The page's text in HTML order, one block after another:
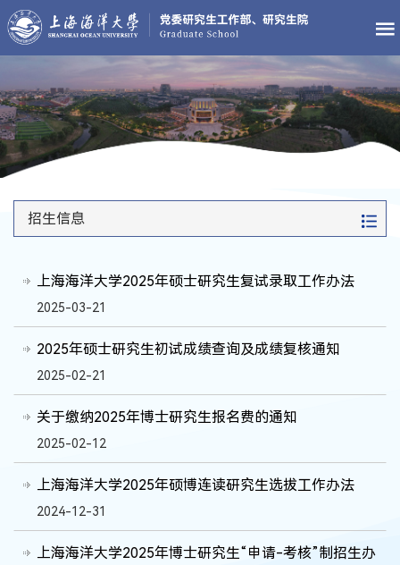
招生信息
上海海洋大学2025年硕士研究生复试录取工作办法
2025-03-21
2025年硕士研究生初试成绩查询及成绩复核通知
2025-02-21
关于缴纳2025年博士研究生报名费的通知
2025-02-12
上海海洋大学2025年硕博连读研究生选拔工作办法
2024-12-31
上海海洋大学2025年博士研究生“申请-考核”制招生办